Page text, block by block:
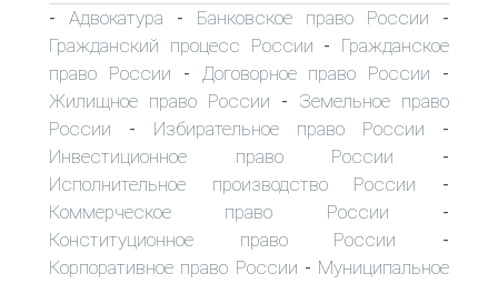
- Адвокатура - Банковское право России -
Гражданский процесс России - Гражданское
право России - Договорное право России -
Жилищное право России - Земельное право
России - Избирательное право России -
Инвестиционное право России -
Исполнительное производство России -
Коммерческое право России -
Конституционное право России -
Корпоративное право России - Муниципальное